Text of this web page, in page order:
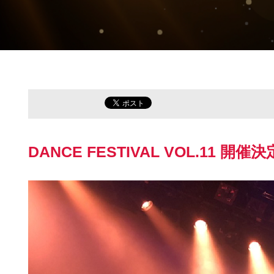
DANCE FESTIVAL VOL.11 開催決